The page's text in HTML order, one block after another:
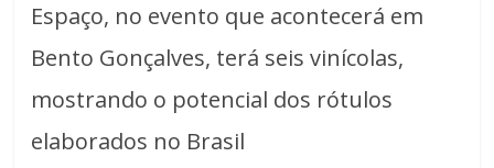
Espaço, no evento que acontecerá em
Bento Gonçalves, terá seis vinícolas,
mostrando o potencial dos rótulos
elaborados no Brasil